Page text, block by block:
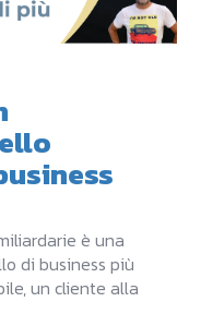
è una
di business più
un cliente alla